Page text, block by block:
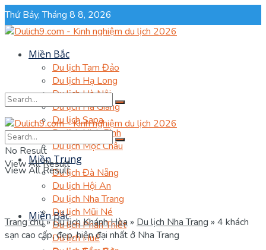
Thứ Bảy, Tháng 8 8, 2026
Miền Bắc
Du lịch Tam Đảo
Du lịch Hạ Long
Du lịch Hà Nội
Du lịch Hà Giang
Du lịch Sapa
Du lịch Ninh Bình
Du lịch Mộc Châu
Miền Trung
Du lịch Đà Nẵng
Du lịch Hội An
Du lịch Nha Trang
Du lịch Mũi Né
Du lịch Phan Thiết
Du lịch Huế
No Result
View All Result
Miền Bắc
No Result
View All Result
Trang chủ»Du lịch Khánh Hòa » Du lịch Nha Trang » 4 khách
sạn cao cấp, đẹp, hiện đại nhất ở Nha Trang